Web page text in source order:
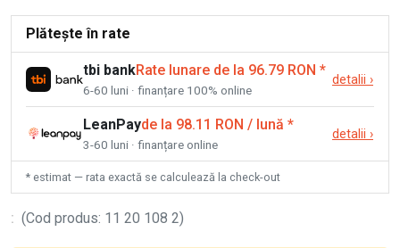
Plătește în rate
tbi bankRate lunare de la 96.79 RON *
6-60 luni · finanțare 100% online
detalii ›
LeanPayde la 98.11 RON / lună *
3-60 luni · finanțare online
detalii ›
* estimat — rata exactă se calculează la check-out
: (Cod produs: 11 20 108 2)